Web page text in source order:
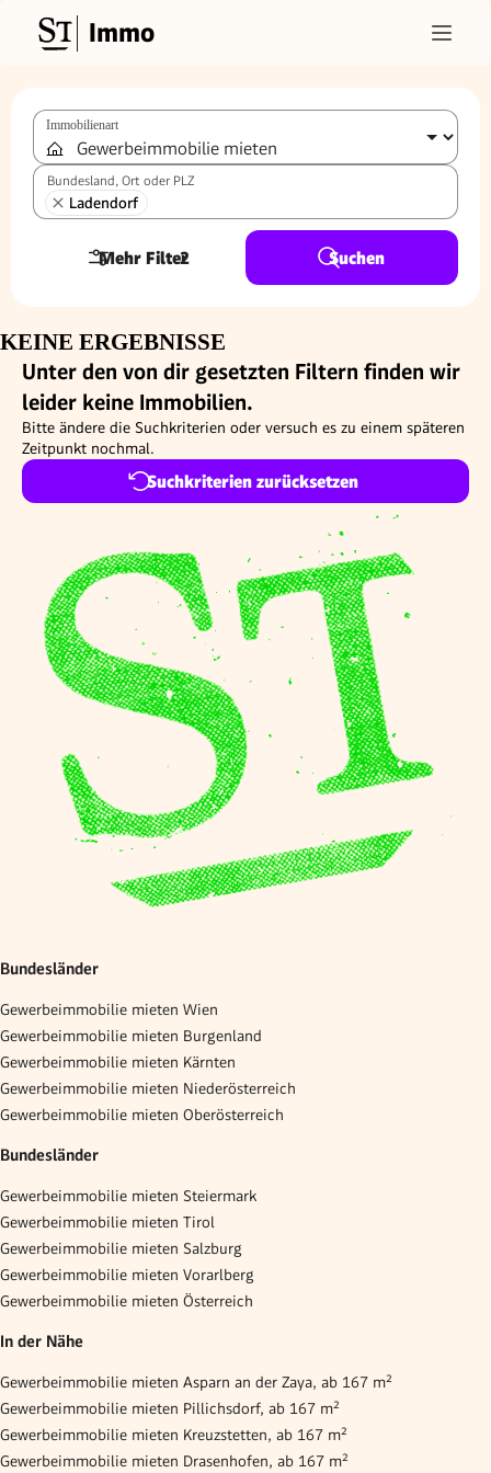
Immo
Immobilienart
Bundesland, Ort oder PLZ
Ladendorf
Mehr Filter
2 Suchen
KEINE ERGEBNISSE
Unter den von dir gesetzten Filtern finden wir
leider keine Immobilien.
Bitte ändere die Suchkriterien oder versuch es zu einem späteren
Zeitpunkt nochmal.
Suchkriterien zurücksetzen
Bundesländer
Gewerbeimmobilie mieten Wien
Gewerbeimmobilie mieten Burgenland
Gewerbeimmobilie mieten Kärnten
Gewerbeimmobilie mieten Niederösterreich
Gewerbeimmobilie mieten Oberösterreich
Bundesländer
Gewerbeimmobilie mieten Steiermark
Gewerbeimmobilie mieten Tirol
Gewerbeimmobilie mieten Salzburg
Gewerbeimmobilie mieten Vorarlberg
Gewerbeimmobilie mieten Österreich
In der Nähe
Gewerbeimmobilie mieten Asparn an der Zaya, ab 167 m²
Gewerbeimmobilie mieten Pillichsdorf, ab 167 m²
Gewerbeimmobilie mieten Kreuzstetten, ab 167 m²
Gewerbeimmobilie mieten Drasenhofen, ab 167 m²